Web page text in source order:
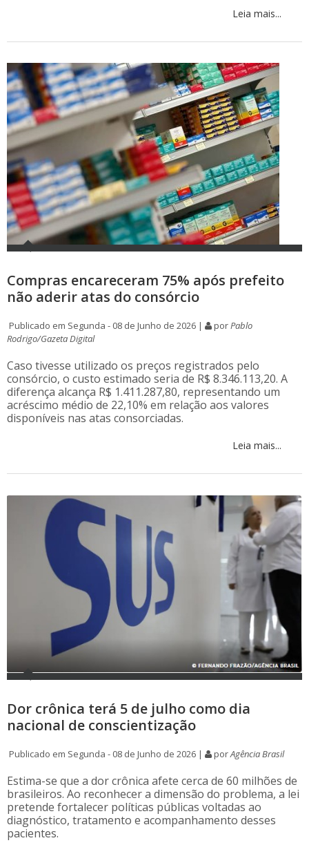
Leia mais...
Compras encareceram 75% após prefeito
não aderir atas do consórcio
Publicado em Segunda - 08 de Junho de 2026 | porPablo
Rodrigo/Gazeta Digital
Caso tivesse utilizado os preços registrados pelo
consórcio, o custo estimado seria de R$ 8.346.113,20. A
diferença alcança R$ 1.411.287,80, representando um
acréscimo médio de 22,10% em relação aos valores
disponíveis nas atas consorciadas.
Leia mais...
Dor crônica terá 5 de julho como dia
nacional de conscientização
Publicado em Segunda - 08 de Junho de 2026 | porAgência Brasil
Estima-se que a dor crônica afete cerca de 60 milhões de
brasileiros. Ao reconhecer a dimensão do problema, a lei
pretende fortalecer políticas públicas voltadas ao
diagnóstico, tratamento e acompanhamento desses
pacientes.